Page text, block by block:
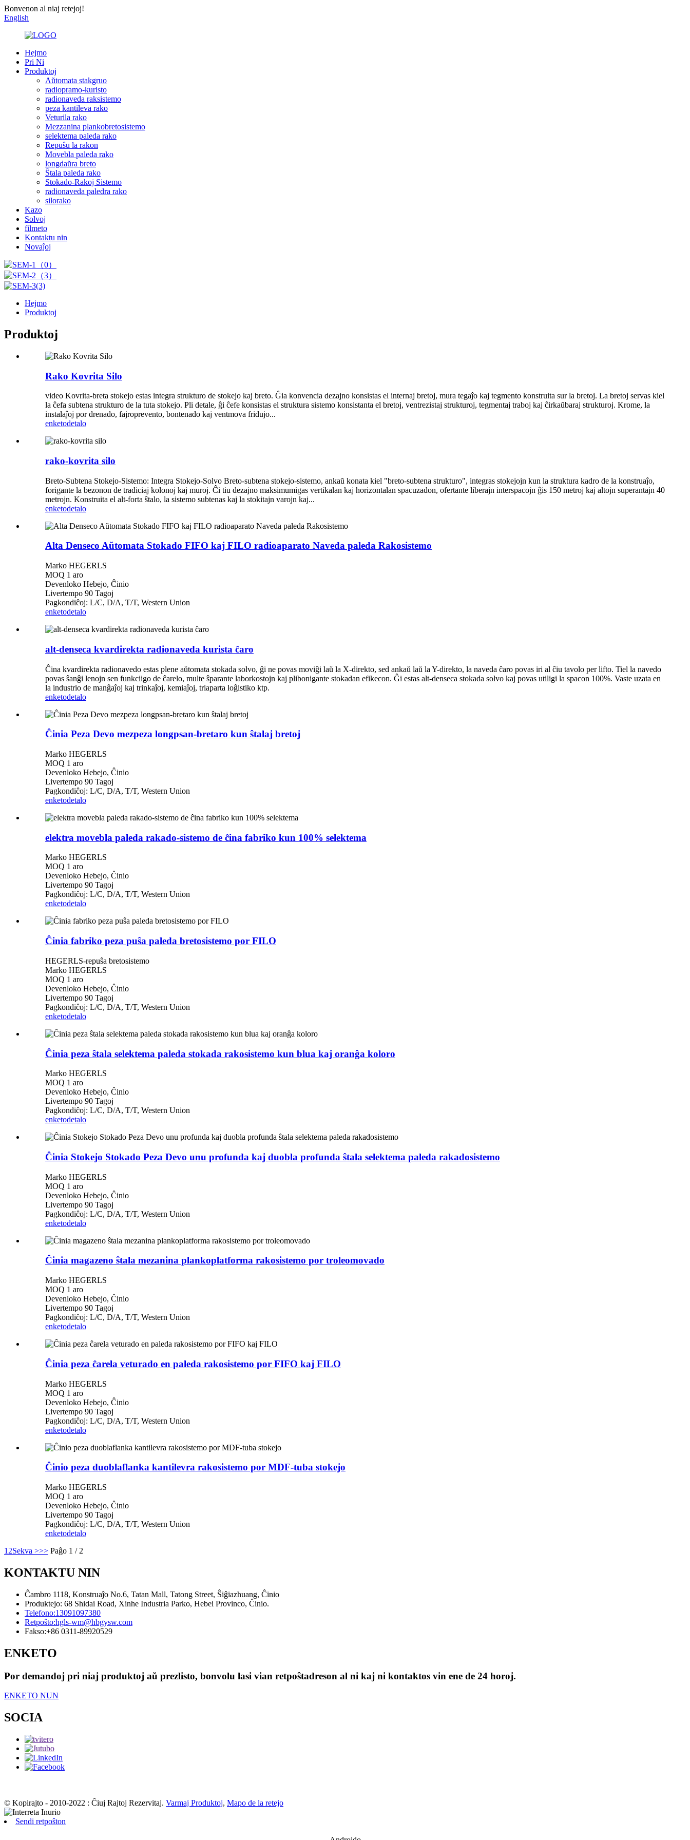
Bonvenon al niaj retejoj!
English
Hejmo
Pri Ni
Produktoj
Aŭtomata stakgruo
radiopramo-kuristo
radionaveda raksistemo
peza kantileva rako
Veturila rako
Mezzanina plankobretosistemo
selektema paleda rako
Repuŝu la rakon
Movebla paleda rako
longdaŭra breto
Ŝtala paleda rako
Stokado-Rakoj Sistemo
radionaveda paledra rako
silorako
Kazo
Solvoj
filmeto
Kontaktu nin
Novaĵoj
Hejmo
Produktoj
Produktoj
Rako Kovrita Silo
video Kovrita-breta stokejo estas integra strukturo de stokejo kaj breto. Ĝia konvencia dezajno konsistas el internaj bretoj, mura tegaĵo kaj tegmento konstruita sur la bretoj. La bretoj servas kiel
la ĉefa subtena strukturo de la tuta stokejo. Pli detale, ĝi ĉefe konsistas el struktura sistemo konsistanta el bretoj, ventrezistaj strukturoj, tegmentaj traboj kaj ĉirkaŭbaraj strukturoj. Krome, la
instalaĵoj por drenado, fajroprevento, bontenado kaj ventmova fridujo...
enketodetalo
rako-kovrita silo
Breto-Subtena Stokejo-Sistemo: Integra Stokejo-Solvo Breto-subtena stokejo-sistemo, ankaŭ konata kiel "breto-subtena strukturo", integras stokejojn kun la struktura kadro de la konstruaĵo,
forigante la bezonon de tradiciaj kolonoj kaj muroj. Ĉi tiu dezajno maksimumigas vertikalan kaj horizontalan spacuzadon, ofertante liberajn interspacojn ĝis 150 metroj kaj altojn superantajn 40
metrojn. Konstruita el alt-forta ŝtalo, la sistemo subtenas kaj la stokitajn varojn kaj...
enketodetalo
Alta Denseco Aŭtomata Stokado FIFO kaj FILO radioaparato Naveda paleda Rakosistemo
Marko HEGERLS
MOQ 1 aro
Devenloko Hebejo, Ĉinio
Livertempo 90 Tagoj
Pagkondiĉoj: L/C, D/A, T/T, Western Union
enketodetalo
alt-denseca kvardirekta radionaveda kurista ĉaro
Ĉina kvardirekta radionavedo estas plene aŭtomata stokada solvo, ĝi ne povas moviĝi laŭ la X-direkto, sed ankaŭ laŭ la Y-direkto, la naveda ĉaro povas iri al ĉiu tavolo per lifto. Tiel la navedo
povas ŝanĝi lenojn sen funkciigo de ĉarelo, multe ŝparante laborkostojn kaj plibonigante stokadan efikecon. Ĝi estas alt-denseca stokada solvo kaj povas utiligi la spacon 100%. Vaste uzata en
la industrio de manĝaĵoj kaj trinkaĵoj, kemiaĵoj, triaparta loĝistiko ktp.
enketodetalo
Ĉinia Peza Devo mezpeza longpsan-bretaro kun ŝtalaj bretoj
Marko HEGERLS
MOQ 1 aro
Devenloko Hebejo, Ĉinio
Livertempo 90 Tagoj
Pagkondiĉoj: L/C, D/A, T/T, Western Union
enketodetalo
elektra movebla paleda rakado-sistemo de ĉina fabriko kun 100% selektema
Marko HEGERLS
MOQ 1 aro
Devenloko Hebejo, Ĉinio
Livertempo 90 Tagoj
Pagkondiĉoj: L/C, D/A, T/T, Western Union
enketodetalo
Ĉinia fabriko peza puŝa paleda bretosistemo por FILO
HEGERLS-repuŝa bretosistemo
Marko HEGERLS
MOQ 1 aro
Devenloko Hebejo, Ĉinio
Livertempo 90 Tagoj
Pagkondiĉoj: L/C, D/A, T/T, Western Union
enketodetalo
Ĉinia peza ŝtala selektema paleda stokada rakosistemo kun blua kaj oranĝa koloro
Marko HEGERLS
MOQ 1 aro
Devenloko Hebejo, Ĉinio
Livertempo 90 Tagoj
Pagkondiĉoj: L/C, D/A, T/T, Western Union
enketodetalo
Ĉinia Stokejo Stokado Peza Devo unu profunda kaj duobla profunda ŝtala selektema paleda rakadosistemo
Marko HEGERLS
MOQ 1 aro
Devenloko Hebejo, Ĉinio
Livertempo 90 Tagoj
Pagkondiĉoj: L/C, D/A, T/T, Western Union
enketodetalo
Ĉinia magazeno ŝtala mezanina plankoplatforma rakosistemo por troleomovado
Marko HEGERLS
MOQ 1 aro
Devenloko Hebejo, Ĉinio
Livertempo 90 Tagoj
Pagkondiĉoj: L/C, D/A, T/T, Western Union
enketodetalo
Ĉinia peza ĉarela veturado en paleda rakosistemo por FIFO kaj FILO
Marko HEGERLS
MOQ 1 aro
Devenloko Hebejo, Ĉinio
Livertempo 90 Tagoj
Pagkondiĉoj: L/C, D/A, T/T, Western Union
enketodetalo
Ĉinio peza duoblaflanka kantilevra rakosistemo por MDF-tuba stokejo
Marko HEGERLS
MOQ 1 aro
Devenloko Hebejo, Ĉinio
Livertempo 90 Tagoj
Pagkondiĉoj: L/C, D/A, T/T, Western Union
enketodetalo
1 2Sekva >>> Paĝo 1 / 2
KONTAKTU NIN
Ĉambro 1118, Konstruaĵo No.6, Tatan Mall, Tatong Street, Ŝiĝiazhuang, Ĉinio
Produktejo: 68 Shidai Road, Xinhe Industria Parko, Hebei Provinco, Ĉinio.
Telefono:13091097380
Retpoŝto:hgls-wm@hbgysw.com
Fakso:+86 0311-89920529
ENKETO
Por demandoj pri niaj produktoj aŭ prezlisto, bonvolu lasi vian retpoŝtadreson al ni kaj ni kontaktos vin ene de 24 horoj.
ENKETO NUN
SOCIA
© Kopirajto - 2010-2022 : Ĉiuj Rajtoj Rezervitaj. Varmaj Produktoj, Mapo de la retejo
Sendi retpoŝton